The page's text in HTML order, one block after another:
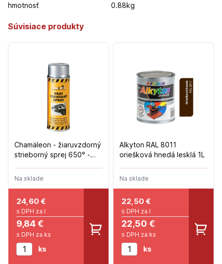
hmotnosť 0.88kg
Súvisiace produkty
Chamäleon - žiaruvzdorný
strieborný sprej 650° -
Na sklade
24,60 €
s DPH za l
9,84 €
s DPH za ks
ks
Alkyton RAL 8011
oriešková hnedá lesklá 1L
Na sklade
22,50 €
s DPH za l
22,50 €
s DPH za ks
ks